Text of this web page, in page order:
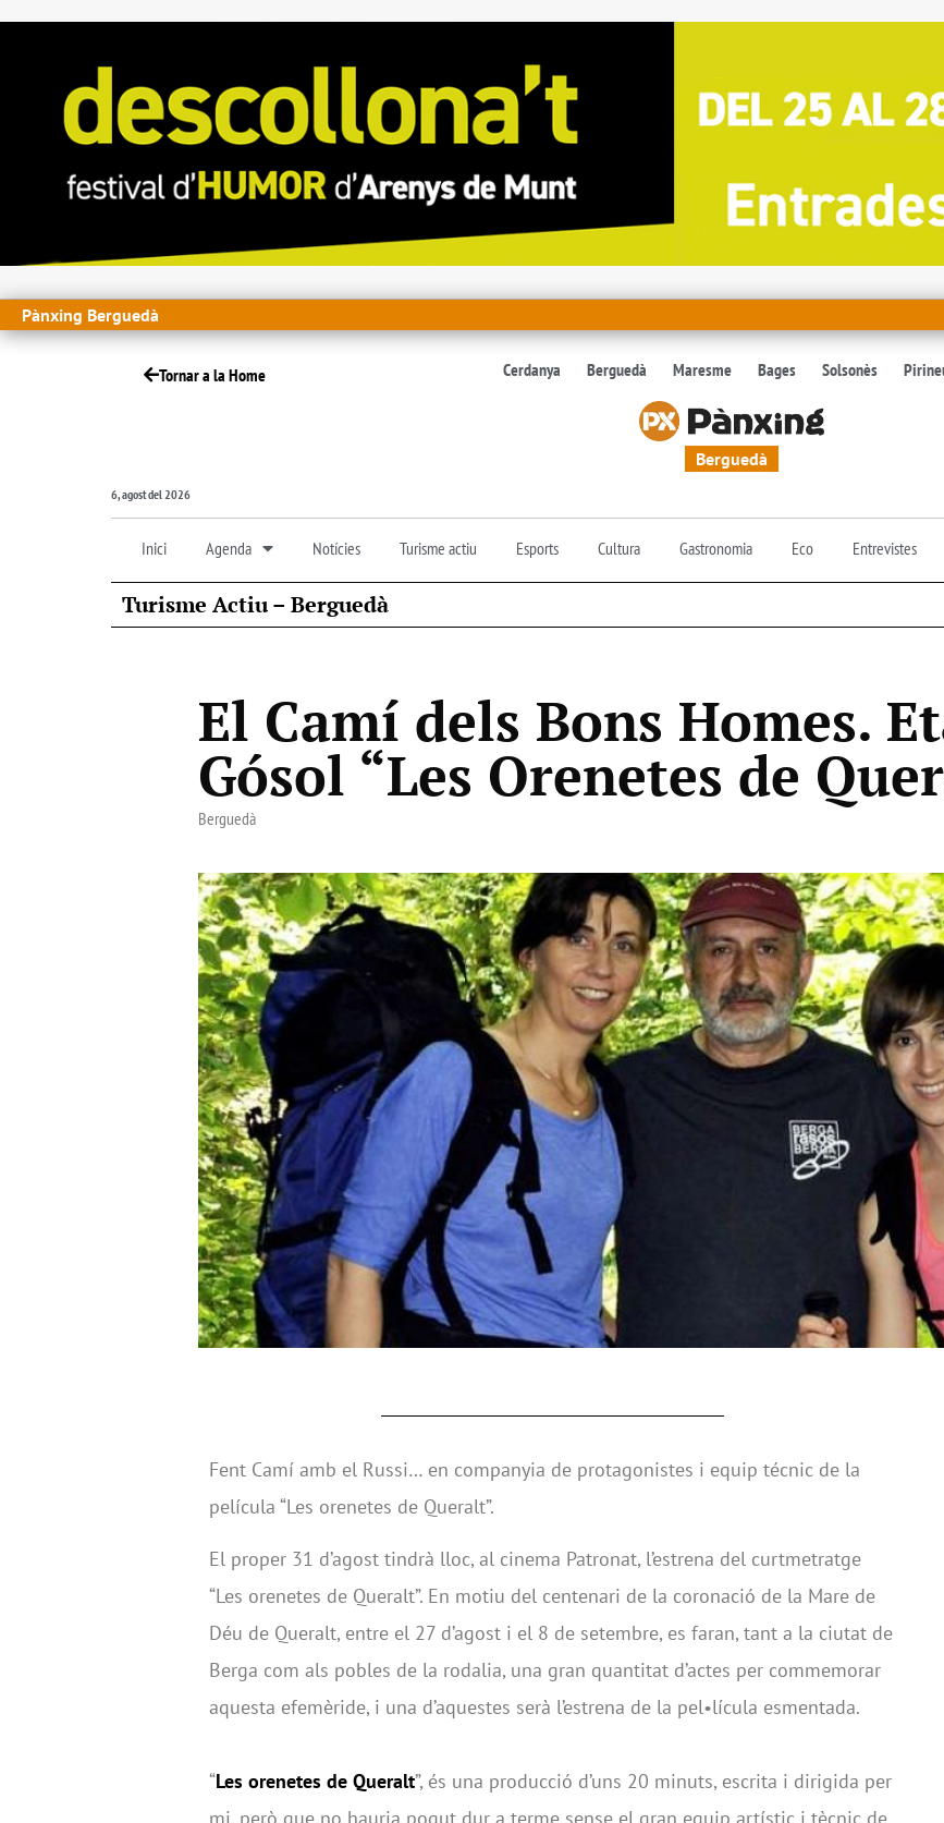
Pànxing Berguedà
Tornar a la Home Cerdanya Berguedà Maresme Bages Solsonès
Berguedà
6, agost del 2026
Inici Agenda Notícies Turisme actiu Esports Cultura Gastronomia Eco Entrevistes
Turisme Actiu – Berguedà
El Camí dels Bons Homes.
Gósol “Les Orenetes de
Berguedà
Fent Camí amb el Russi… en companyia de protagonistes i equip técnic de la
película “Les orenetes de Queralt”.
El proper 31 d’agost tindrà lloc, al cinema Patronat, l’estrena del curtmetratge
“Les orenetes de Queralt”. En motiu del centenari de la coronació de la Mare de
Déu de Queralt, entre el 27 d’agost i el 8 de setembre, es faran, tant a la ciutat de
Berga com als pobles de la rodalia, una gran quantitat d’actes per commemorar
aquesta efemèride, i una d’aquestes serà l’estrena de la pel•lícula esmentada.
“Les orenetes de Queralt”, és una producció d’uns 20 minuts, escrita i dirigida per